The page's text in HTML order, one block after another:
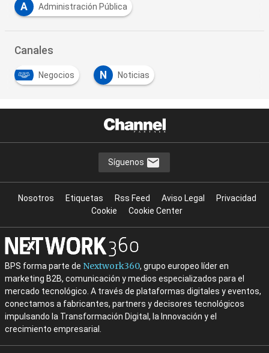
A Administración Pública
Canales
Negocios N Noticias
Síguenos
Nosotros Etiquetas Rss Feed Aviso Legal
Privacidad
Cookie
Cookie Center
BPS forma parte de Nextwork360, grupo europeo líder en
marketing B2B, comunicación y medios especializados para el
mercado tecnológico. A través de plataformas digitales y eventos,
conectamos a fabricantes, partners y decisores tecnológicos
impulsando la Transformación Digital, la Innovación y el
crecimiento empresarial.